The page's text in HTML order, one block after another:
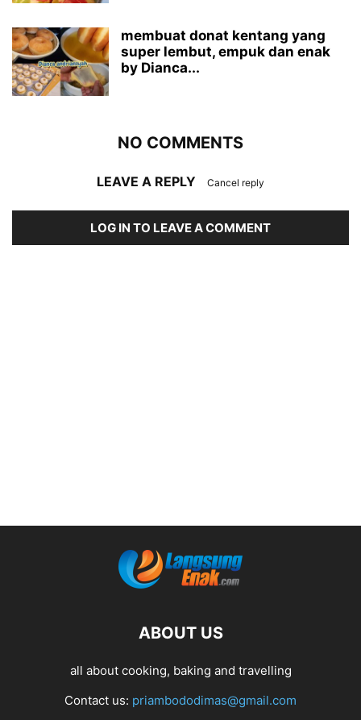
membuat donat kentang yang
super lembut, empuk dan enak
by Dianca...
NO COMMENTS
LEAVE A REPLY Cancel reply
LOG IN TO LEAVE A COMMENT
ABOUT US
all about cooking, baking and travelling
Contact us: priambododimas@gmail.com